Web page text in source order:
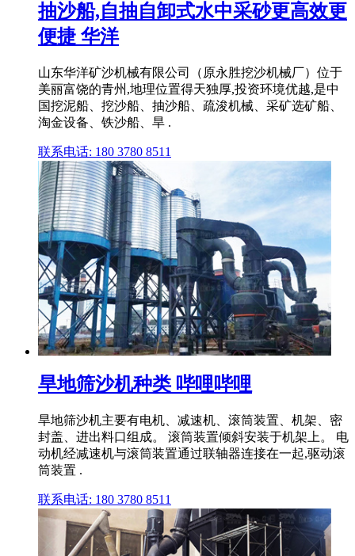
抽沙船,自抽自卸式水中采砂更高效更
便捷 华洋
山东华洋矿沙机械有限公司（原永胜挖沙机械厂）位于
美丽富饶的青州,地理位置得天独厚,投资环境优越,是中
国挖泥船、挖沙船、抽沙船、疏浚机械、采矿选矿船、
淘金设备、铁沙船、旱 .
联系电话: 180 3780 8511
旱地筛沙机种类 哔哩哔哩
旱地筛沙机主要有电机、减速机、滚筒装置、机架、密
封盖、进出料口组成。 滚筒装置倾斜安装于机架上。 电
动机经减速机与滚筒装置通过联轴器连接在一起,驱动滚
筒装置 .
联系电话: 180 3780 8511